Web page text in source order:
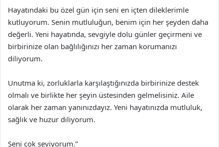
Hayatındaki bu özel gün için seni en içten dileklerimle
kutluyorum. Senin mutluluğun, benim için her şeyden daha
değerli. Yeni hayatında, sevgiyle dolu günler geçirmeni ve
birbirinize olan bağlılığınızı her zaman korumanızı
diliyorum.
Unutma ki, zorluklarla karşılaştığınızda birbirinize destek
olmalı ve birlikte her şeyin üstesinden gelmelisiniz. Aile
olarak her zaman yanınızdayız. Yeni hayatınızda mutluluk,
sağlık ve huzur diliyorum.
Seni çok seviyorum.”